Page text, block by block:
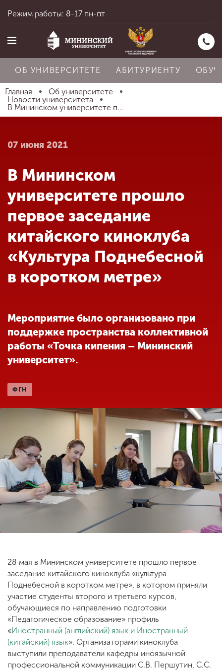
Главная
Абитуриенту
Обучение
Наука
Другие виды
деятельности
Студенческая жизнь
Сведения об
образовательной
организации
ENG SPN CHI
комиссия
Режим работы: 8-17 пн-пт
ОБ УНИВЕРСИТЕТЕ АБИТУРИЕНТУ
Главная
Об университете
Новости университета
В Мининском университете п...
07 июня 2021
В Мининском
университете прошло
первое заседание
китайского киноклуба
«Культура Поднебесной
в коротком метре»
Мероприятие было организовано при
поддержке пространства коллективной
работы «Точка кипения – Мининский
университет».
ФГН
28 мая в Мининском университете прошло первое
заседание китайского киноклуба «культура
Поднебесной в коротком метре», в котором приняли
участие студенты второго и третьего курсов,
обучающиеся по направлению подготовки
«Педагогическое образование» профиль
«Иностранный (английский) язык и Иностранный
(китайский) язык». Организаторами киноклуба
выступили преподаватели кафедры иноязычной
профессиональной коммуникации С.В. Першутин, С.С.